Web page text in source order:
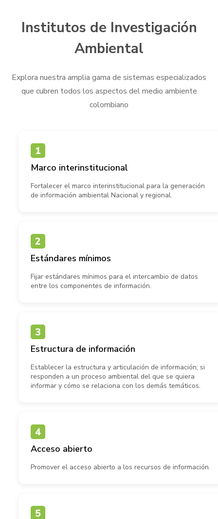
Institutos de Investigación
Ambiental
Explora nuestra amplia gama de sistemas especializados
que cubren todos los aspectos del medio ambiente
colombiano
Marco interinstitucional
Fortalecer el marco interinstitucional para la generación
de información ambiental Nacional y regional.
Estándares mínimos
Fijar estándares mínimos para el intercambio de datos
entre los componentes de información.
Estructura de información
Establecer la estructura y articulación de información; si
responden a un proceso ambiental del que se quiera
informar y cómo se relaciona con los demás temáticos.
Acceso abierto
Promover el acceso abierto a los recursos de información.